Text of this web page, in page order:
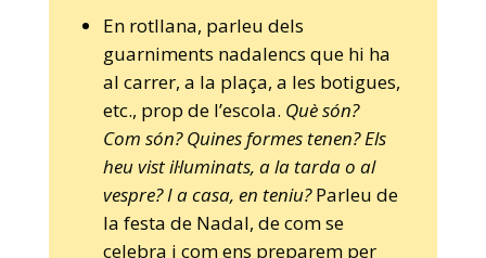
En rotllana, parleu dels
guarniments nadalencs que hi ha
al carrer, a la plaça, a les botigues,
etc., prop de l’escola. Què són?
Com són? Quines formes tenen? Els
heu vist il·luminats, a la tarda o al
vespre? I a casa, en teniu?Parleu de
la festa de Nadal, de com se
celebra i com ens preparem per